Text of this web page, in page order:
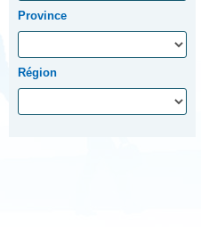
Province
Région